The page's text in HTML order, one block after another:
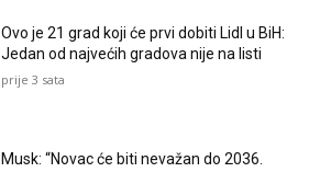
Ovo je 21 grad koji će prvi dobiti Lidl u BiH:
Jedan od najvećih gradova nije na listi
prije 3 sata
Musk: “Novac će biti nevažan do 2036.